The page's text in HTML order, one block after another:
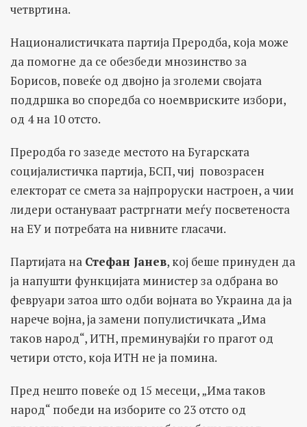
четвртина.
Националистичката партија Преродба, која може
да помогне да се обезбеди мнозинство за
Борисов, повеќе од двојно ја зголеми својата
поддршка во споредба со ноемвриските избори,
од 4 на 10 отсто.
Преродба го зазеде местото на Бугарската
социјалистичка партија, БСП, чиј повозрасен
електорат се смета за најпроруски настроен, а чии
лидери остануваат растргнати меѓу посветеноста
на ЕУ и потребата на нивните гласачи.
Партијата на Стефан Јанев, кој беше принуден да
ја напушти функцијата министер за одбрана во
февруари затоа што одби војната во Украина да ја
нарече војна, ја замени популистичката „Има
таков народ“, ИТН, преминувајќи го прагот од
четири отсто, која ИТН не ја помина.
Пред нешто повеќе од 15 месеци, „Има таков
народ“ победи на изборите со 23 отсто од